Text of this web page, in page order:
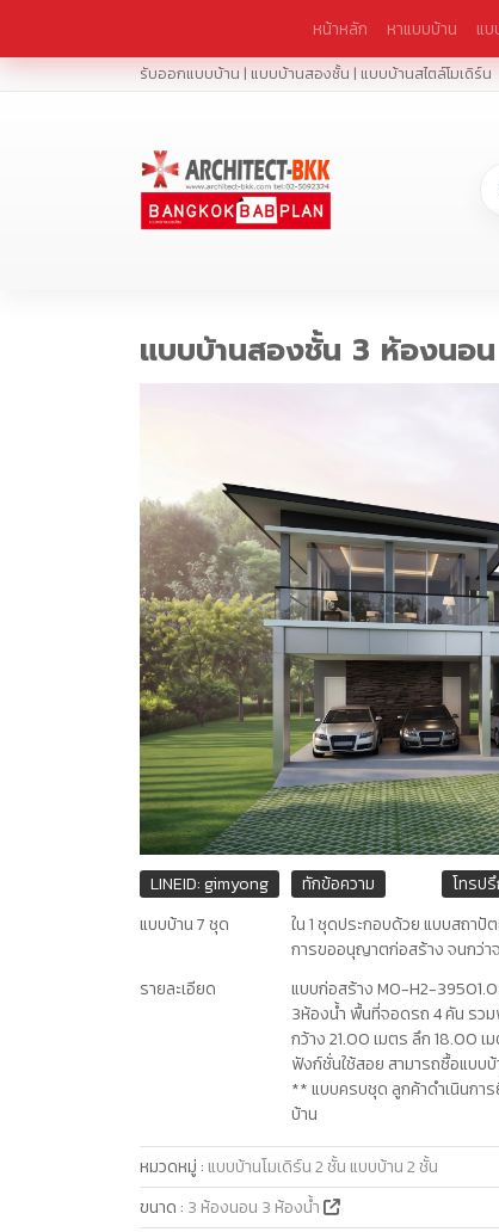
หน้าหลัก หาแบบบ้าน แบ
รับออกแบบบ้าน | แบบบ้านสองชั้น | แบบบ้านสไตล์โมเดิร์น
แบบบ้านสองชั้น 3 ห้องนอน
LINEID: gimyong ทักข้อความ
โทรป
แบบบ้าน 7 ชุด
ใน 1 ชุดประกอบด้วย แบบสถา
การขออนุญาตก่อสร้าง จนกว่า
รายละเอียด
แบบก่อสร้าง MO-H2-
3ห้องน้ำ พื้นที่จอดรถ 4 คัน รว
กว้าง 21.00 เมตร ลึก 18.00 เ
ฟังก์ชั่นใช้สอย สามารถซื้อแบบ
** แบบครบชุด ลูกค้าดำเนินกา
บ้าน
หมวดหมู่ : แบบบ้านโมเดิร์น 2 ชั้น แบบบ้าน 2 ชั้น
ขนาด : 3 ห้องนอน 3 ห้องน้ำ